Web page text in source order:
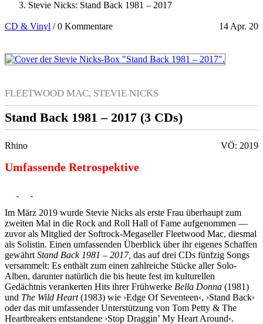
Stevie Nicks: Stand Back 1981 – 2017
CD & Vinyl 14 Apr. 20
/0 Kommentare
FLEETWOOD MAC, STEVIE NICKS
Stand Back 1981 – 2017 (3 CDs)
Rhino VÖ: 2019
Umfassende Retrospektive
Im März 2019 wurde Stevie Nicks als erste Frau überhaupt zum
zweiten Mal in die Rock and Roll Hall of Fame aufgenommen —
zuvor als Mitglied der Softrock-Megaseller Fleetwood Mac, diesmal
als Solistin. Einen umfassenden Überblick über ihr eigenes Schaffen
gewährt Stand Back 1981 – 2017, das auf drei CDs fünfzig Songs
versammelt: Es enthält zum einen zahlreiche Stücke aller Solo-
Alben, darunter natürlich die bis heute fest im kulturellen
Gedächtnis verankerten Hits ihrer Frühwerke Bella Donna (1981)
und The Wild Heart(1983) wie ›Edge Of Seventeen‹, ›Stand Back‹
oder das mit umfassender Unterstützung von Tom Petty & The
Heartbreakers entstandene ›Stop Draggin’ My Heart Around‹.